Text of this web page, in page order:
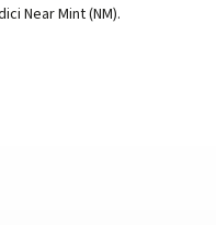
Near Mint (NM).